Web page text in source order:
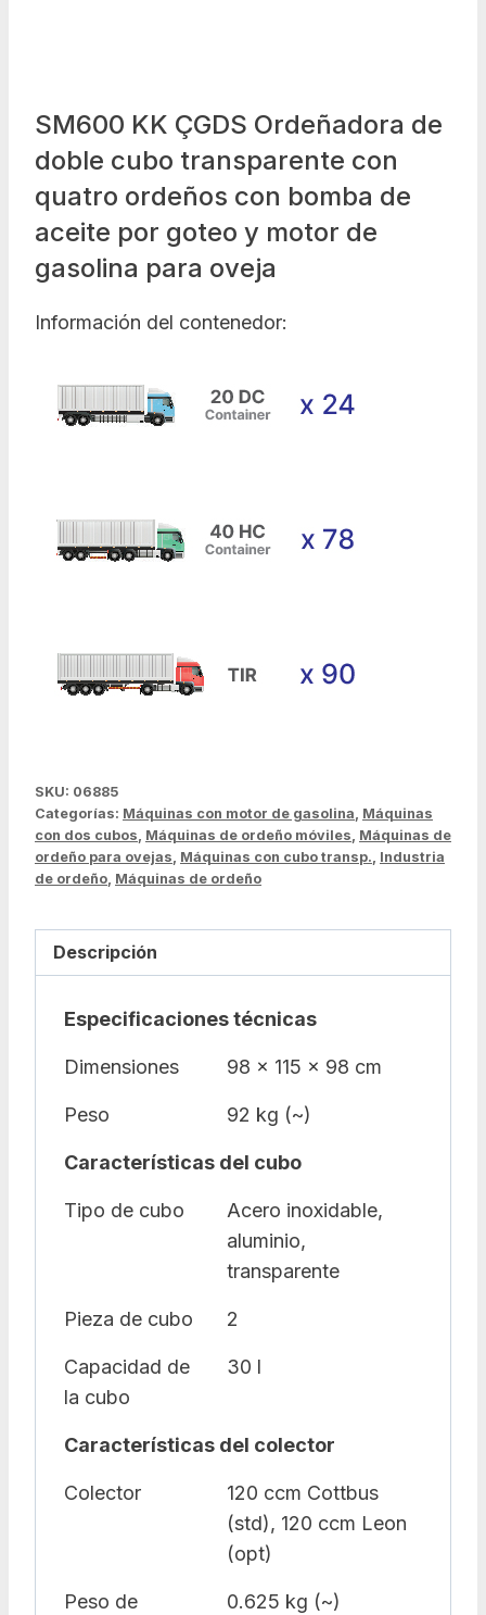
SM600 KK ÇGDS Ordeñadora de
doble cubo transparente con
quatro ordeños con bomba de
aceite por goteo y motor de
gasolina para oveja
Información del contenedor:
SKU: 06885
Categorías: Máquinas con motor de gasolina, Máquinas
con dos cubos, Máquinas de ordeño móviles, Máquinas de
ordeño para ovejas, Máquinas con cubo transp., Industria
de ordeño, Máquinas de ordeño
Descripción
Especificaciones técnicas
Dimensiones 98 x 115 x 98 cm
Peso 92 kg (~)
Características del cubo
Tipo de cubo
Acero inoxidable,
aluminio,
transparente
Pieza de cubo 2
Capacidad de
la cubo
30 l
Características del colector
Colector
120 ccm Cottbus
(std), 120 ccm Leon
(opt)
Peso de
0.625 kg (~)